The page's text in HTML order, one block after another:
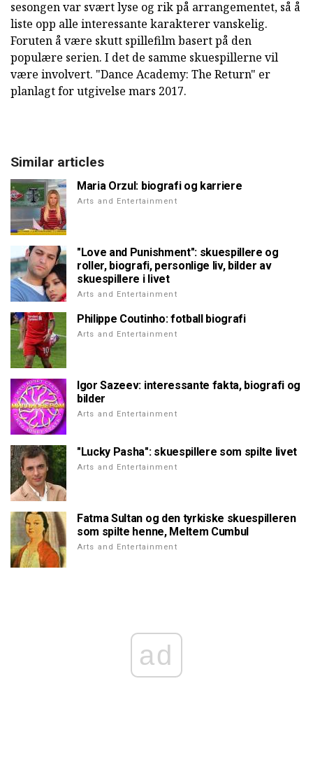
sesongen var svært lyse og rik på arrangementet, så å
liste opp alle interessante karakterer vanskelig.
Foruten å være skutt spillefilm basert på den
populære serien. I det de samme skuespillerne vil
være involvert. "Dance Academy: The Return" er
planlagt for utgivelse mars 2017.
Similar articles
Maria Orzul: biografi og karriere
Arts and Entertainment
"Love and Punishment": skuespillere og
roller, biografi, personlige liv, bilder av
skuespillere i livet
Arts and Entertainment
Philippe Coutinho: fotball biografi
Arts and Entertainment
Igor Sazeev: interessante fakta, biografi og
bilder
Arts and Entertainment
"Lucky Pasha": skuespillere som spilte livet
Arts and Entertainment
Fatma Sultan og den tyrkiske skuespilleren
som spilte henne, Meltem Cumbul
Arts and Entertainment
ad